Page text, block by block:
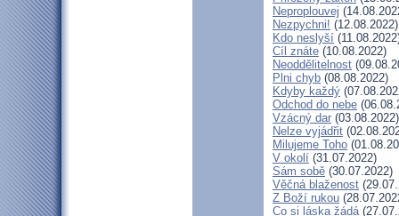
Neproplouvej
Nezpychni! (12.08.2022)
Kdo neslyší
Cíl znáte (10.08.2022)
Neoddělitelnost
Plni chyb (08.08.2022)
Kdyby každý
Odchod do nebe
Vzácný dar (03.08.2022)
Nelze vyjádřit
Milujeme Toho
V okolí (31.07.2022)
Sám sobě (30.07.2022)
Věčná blaženost
Z Boží rukou
Co si láska žádá